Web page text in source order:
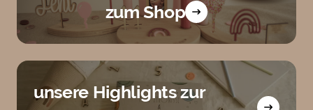
zum Shop
unsere Highlights zur